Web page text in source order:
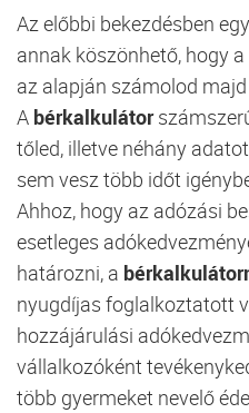
Az előbbi bekezdésben
annak köszönhető, hogy
az alapján számolod majd
A bérkalkulátor
tőled, illetve néhány
sem vesz több időt
Ahhoz, hogy az adózási
esetleges
határozni, a
nyugdíjas foglalkoztatott
hozzájárulási
vállalkozóként
több gyermeket nevelő